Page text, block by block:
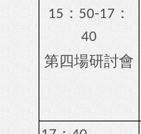
15 ： 50-17 ：
40
第四場研討會